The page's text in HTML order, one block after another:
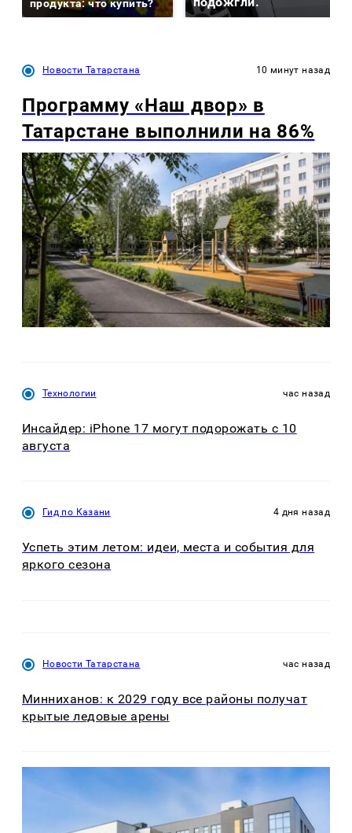
продукта: что купить?
Новости Татарстана 10 минут назад
Программу «Наш двор» в
Татарстане выполнили на 86%
Технологии час назад
Инсайдер: iPhone 17 могут подорожать с 10
августа
Гид по Казани 4 дня назад
Успеть этим летом: идеи, места и события для
яркого сезона
Новости Татарстана час назад
Минниханов: к 2029 году все районы получат
крытые ледовые арены